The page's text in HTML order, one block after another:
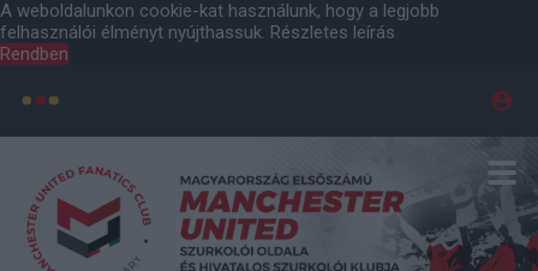
A weboldalunkon cookie-kat használunk, hogy a legjobb
felhasználói élményt nyújthassuk. Részletes leírás
Rendben